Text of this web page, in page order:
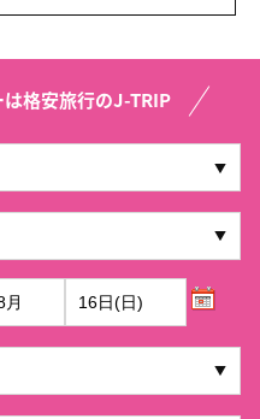
格安旅行のJ-TRIP